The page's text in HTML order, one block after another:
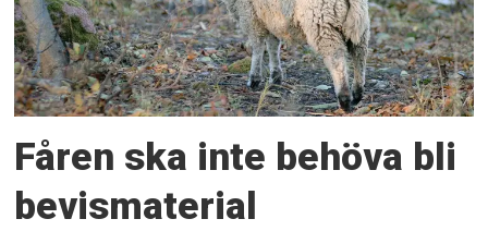
Fåren ska inte behöva bli
bevismaterial